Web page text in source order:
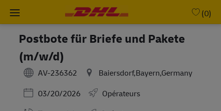
(0)
Postbote für Briefe und Pakete
(m/w/d)
AV-236362
Baiersdorf,Bayern,Germany
Posted Date
03/20/2026
Opérateurs